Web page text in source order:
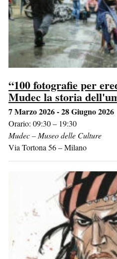
“100 fotografie per
Mudec la storia
7 Marzo 2026 - 28 Giugno 2026
Orario: 09:30 – 19:30
Mudec – Museo delle Culture
Via Tortona 56–Milano